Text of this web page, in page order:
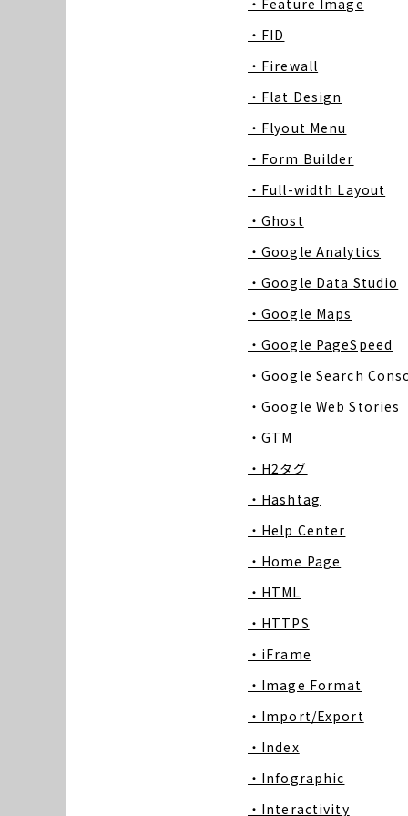
・Feature Image
・FID
・Firewall
・Flat Design
・Flyout Menu
・Form Builder
・Full-width Layout
・Ghost
・Google Analytics
・Google Data Studio
・Google Maps
・Google PageSpeed
・Google Search
・Google Web Stories
・GTM
・H2タグ
・Hashtag
・Help Center
・Home Page
・HTML
・HTTPS
・iFrame
・Image Format
・Import/Export
・Index
・Infographic
・Interactivity